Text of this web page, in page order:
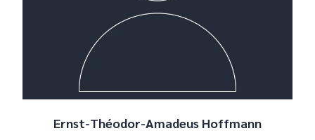
Ernst-Théodor-Amadeus Hoffmann